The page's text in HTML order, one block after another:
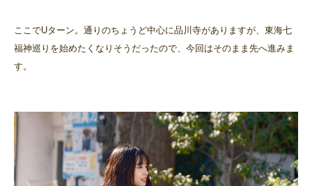
ここでUターン。通りのちょうど中心に品川寺がありますが、東海七
福神巡りを始めたくなりそうだったので、今回はそのまま先へ進みま
す。